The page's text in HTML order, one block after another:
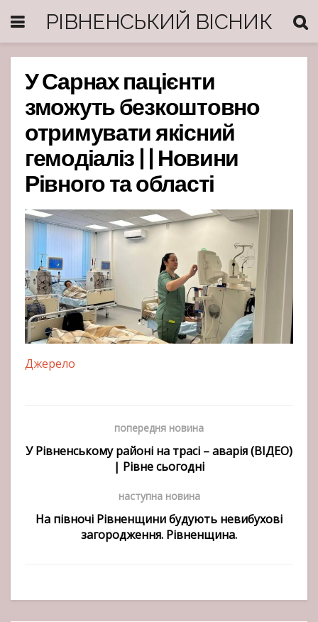
РІВНЕНСЬКИЙ ВІСНИК
У Сарнах пацієнти
зможуть безкоштовно
отримувати якісний
гемодіаліз | | Новини
Рівного та області
Джерело
попередня новина
У Рівненському районі на трасі – аварія (ВІДЕО)
| Рівне сьогодні
наступна новина
На півночі Рівненщини будують невибухові
загородження. Рівненщина.